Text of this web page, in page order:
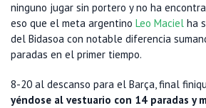
ninguno jugar sin portero y no ha
eso que el meta argentino Leo Maciel ha
del Bidasoa con notable diferencia
paradas en el primer tiempo.
8-20 al descanso para el Barça, final
yéndose al vestuario con 14 paradas y